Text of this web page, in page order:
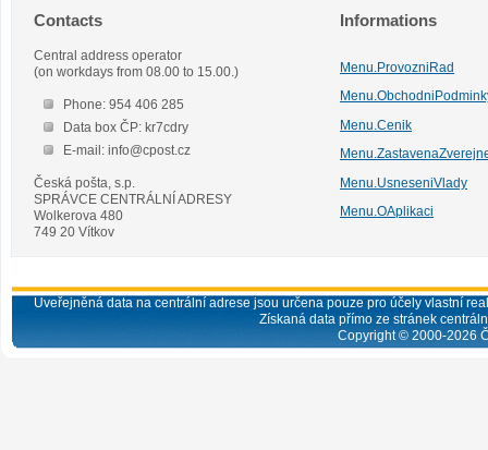
Contacts
Central address operator
(on workdays from 08.00 to 15.00.)
Phone: 954 406 285
Data box ČP: kr7cdry
E-mail: info@cpost.cz
Česká pošta, s.p.
SPRÁVCE CENTRÁLNÍ ADRESY
Wolkerova 480
749 20 Vítkov
Informations
Menu.ProvozniRad
Menu.Cenik
Menu.UsneseniVlady
Menu.OAplikaci
Uveřejněná data na centrální adrese jsou určena pouze pro účely vlastní
Získaná data přímo ze stránek
Copyright © 2000-2026